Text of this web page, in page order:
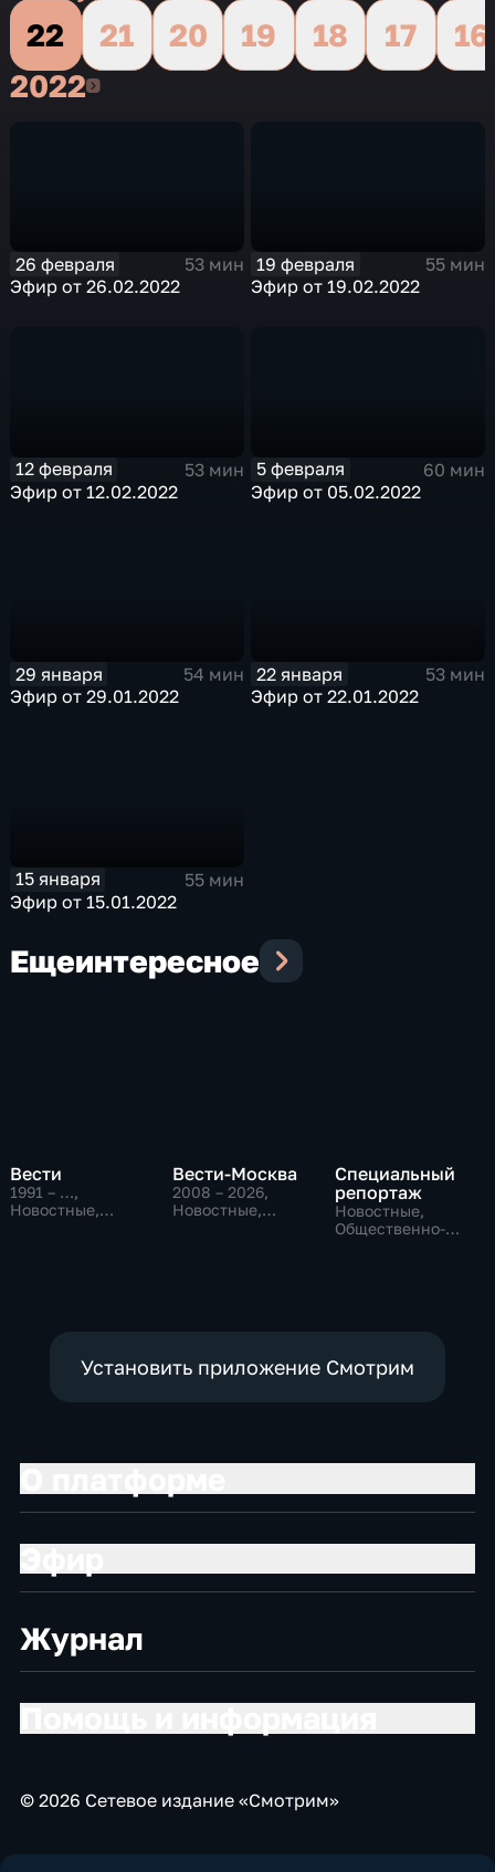
22
21 20 19 18 17
16
20222022
26 февраля
53 мин
Эфир от 26.02.2022
19 февраля
55 мин
Эфир от 19.02.2022
12 февраля
53 мин
Эфир от 12.02.2022
5 февраля
60 мин
Эфир от 05.02.2022
29 января
54 мин
Эфир от 29.01.2022
22 января
53 мин
Эфир от 22.01.2022
15 января
55 мин
Эфир от 15.01.2022
Ещеинтересное
Вести
1991 – …,
Новостные,
Вести-Москва
2008 – 2026,
Новостные,
Специальный
репортаж
Новостные,
Общественно-
Установить приложение Смотрим
Журнал
© 2026 Сетевое издание «Смотрим»